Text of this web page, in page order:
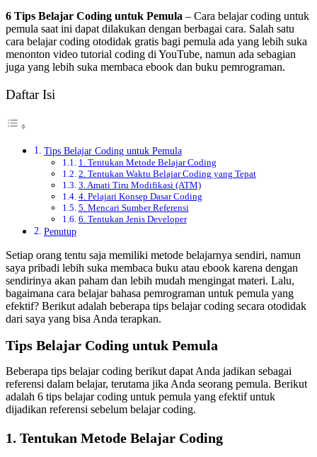
6 Tips Belajar Coding untuk Pemula – Cara belajar coding untuk
pemula saat ini dapat dilakukan dengan berbagai cara. Salah satu
cara belajar coding otodidak gratis bagi pemula ada yang lebih suka
menonton video tutorial coding di YouTube, namun ada sebagian
juga yang lebih suka membaca ebook dan buku pemrograman.
Daftar Isi
Tips Belajar Coding untuk Pemula
1. Tentukan Metode Belajar Coding
2. Tentukan Waktu Belajar Coding yang Tepat
3. Amati Tiru Modifikasi (ATM)
4. Pelajari Konsep Dasar Coding
5. Mencari Sumber Referensi
6. Tentukan Jenis Developer
Penutup
Setiap orang tentu saja memiliki metode belajarnya sendiri, namun
saya pribadi lebih suka membaca buku atau ebook karena dengan
sendirinya akan paham dan lebih mudah mengingat materi. Lalu,
bagaimana cara belajar bahasa pemrograman untuk pemula yang
efektif? Berikut adalah beberapa tips belajar coding secara otodidak
dari saya yang bisa Anda terapkan.
Tips Belajar Coding untuk Pemula
Beberapa tips belajar coding berikut dapat Anda jadikan sebagai
referensi dalam belajar, terutama jika Anda seorang pemula. Berikut
adalah 6 tips belajar coding untuk pemula yang efektif untuk
dijadikan referensi sebelum belajar coding.
1. Tentukan Metode Belajar Coding